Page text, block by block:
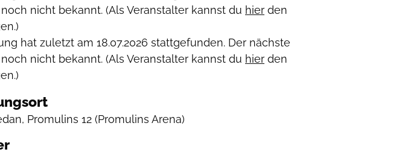
nicht bekannt. (Als Veranstalter kannst du hier den
hat zuletzt am 18.07.2026 stattgefunden. Der nächste
nicht bekannt. (Als Veranstalter kannst du hier den
Promulins 12 (Promulins Arena)